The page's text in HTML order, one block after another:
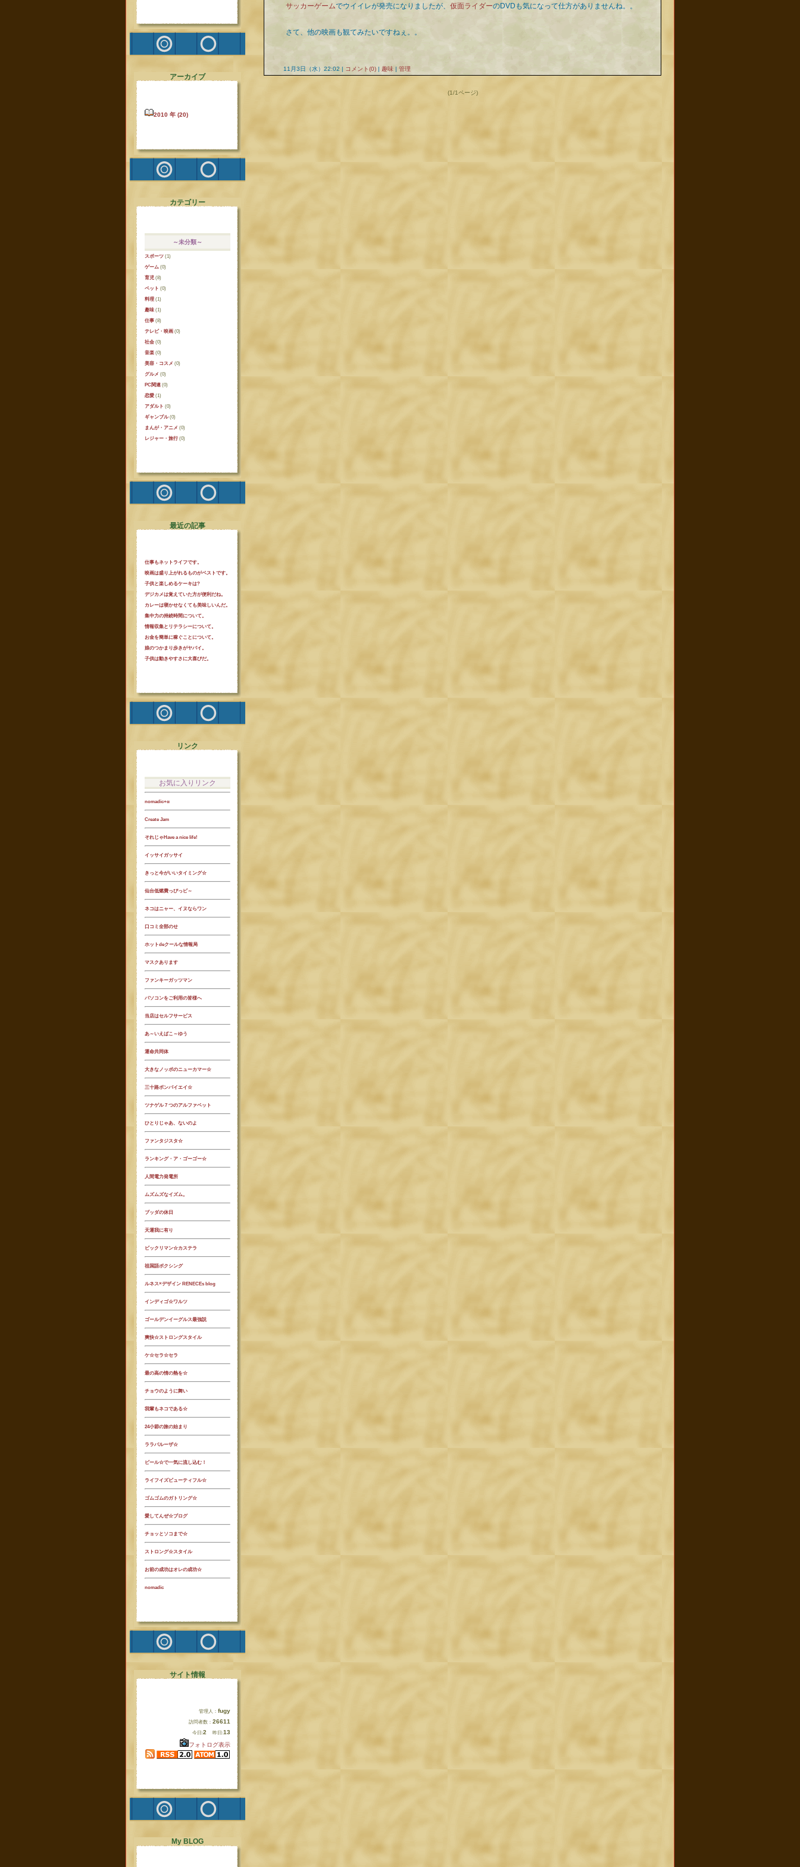
アーカイブ
2010 年 (20)
カテゴリー
～未分類～
スポーツ (1)
ゲーム (0)
育児 (8)
ペット (0)
料理 (1)
趣味 (1)
仕事 (8)
テレビ・映画 (0)
社会 (0)
音楽 (0)
美容・コスメ (0)
グルメ (0)
PC関連 (0)
恋愛 (1)
アダルト (0)
ギャンブル(0)
まんが・アニメ (0)
レジャー・旅行 (0)
最近の記事
仕事もネットライフです。
映画は盛り上がれるものがベストです。
子供と楽しめるケーキは?
デジカメは覚えていた方が便利だね。
カレーは寝かせなくても美味しいんだ。
集中力の持続時間について。
情報収集とリテラシーについて。
お金を簡単に稼ぐことについて。
娘のつかまり歩きがヤバイ。
子供は動きやすさに大喜びだ。
リンク
お気に入りリンク
nomadic+α
Create Jam
それじゃHave a nice life!
イッサイガッサイ
きっと今がいいタイミング☆
仙台低燃費っぴっピ～
ネコはニャー、イヌならワン
口コミ全部のせ
ホットdeクールな情報局
マスクあります
ファンキーガッツマン
パソコンをご利用の皆様へ
当店はセルフサービス
あ～いえばこ～ゆう
運命共同体
大きなノッポのニューカマー☆
三十路ボンバイエイ☆
ツナゲル７つのアルファベット
ひとりじゃあ、ないのよ
ファンタジスタ☆
ランキング・ア・ゴーゴー☆
人間電力発電所
ムズムズなイズム。
ブッダの休日
天運我に有り
ビックリマン☆カステラ
祖国語ボクシング
ルネス×デザイン RENECEs blog
インディゴ☆ワルツ
ゴールデンイーグルス最強説
爽快☆ストロングスタイル
ケ☆セラ☆セラ
最の高の情の熱を☆
チョウのように舞い
我輩もネコである☆
24小節の旅の始まり
ララパルーザ☆
ビール☆で一気に流し込む！
ライフイズビューティフル☆
ゴムゴムのガトリング☆
愛してんぜ☆ブログ
チョッとソコまで☆
ストロング☆スタイル
お前の成功はオレの成功☆
nomadic
サイト情報
管理人： fugy
訪問者数： 26611
今日:2 昨日:13
フォトログ表示
My BLOG
サッカーゲームでウイイレが発売になりましたが、 仮面ライダーのDVDも気になって仕方がありませんね。。
さて、他の映画も観てみたいですねぇ。。
11月3日（水）22:02 | コメント(0) | 趣味 | 管理
(1/1ページ)